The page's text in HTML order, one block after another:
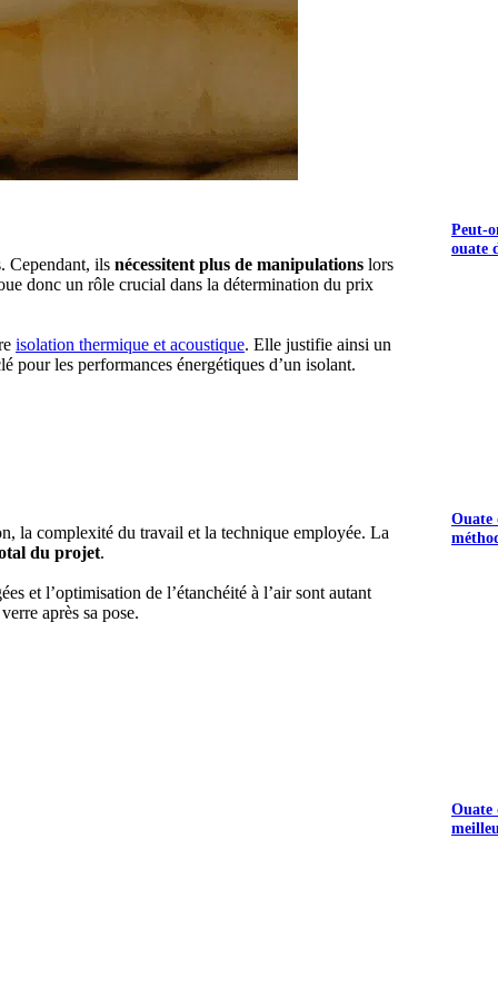
Cependant, ils nécessitent plus de manipulations lors
donc un rôle crucial dans la détermination du prix
isolation thermique et acoustique. Elle justifie ainsi un
pour les performances énergétiques d’un isolant.
la complexité du travail et la technique employée. La
du projet.
et l’optimisation de l’étanchéité à l’air sont autant
après sa pose.
Peut-
ouate
Ouate
Ouate